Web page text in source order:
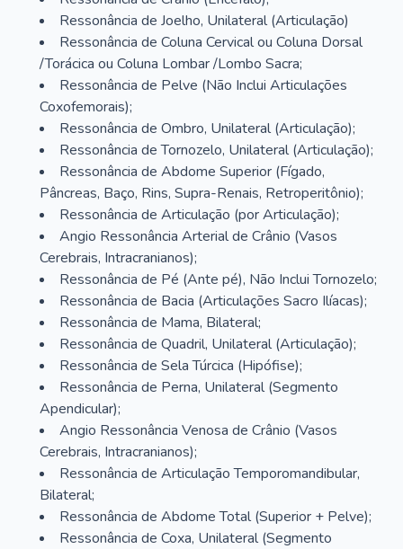
Ressonância de Joelho, Unilateral (Articulação)
Ressonância de Coluna Cervical ou Coluna Dorsal
/Torácica ou Coluna Lombar /Lombo Sacra;
Ressonância de Pelve (Não Inclui Articulações
Coxofemorais);
Ressonância de Ombro, Unilateral (Articulação);
Ressonância de Tornozelo, Unilateral (Articulação);
Ressonância de Abdome Superior (Fígado,
Pâncreas, Baço, Rins, Supra-Renais, Retroperitônio);
Ressonância de Articulação (por Articulação);
Angio Ressonância Arterial de Crânio (Vasos
Cerebrais, Intracranianos);
Ressonância de Pé (Ante pé), Não Inclui Tornozelo;
Ressonância de Bacia (Articulações Sacro Ilíacas);
Ressonância de Mama, Bilateral;
Ressonância de Quadril, Unilateral (Articulação);
Ressonância de Sela Túrcica (Hipófise);
Ressonância de Perna, Unilateral (Segmento
Apendicular);
Angio Ressonância Venosa de Crânio (Vasos
Cerebrais, Intracranianos);
Ressonância de Articulação Temporomandibular,
Bilateral;
Ressonância de Abdome Total (Superior + Pelve);
Ressonância de Coxa, Unilateral (Segmento